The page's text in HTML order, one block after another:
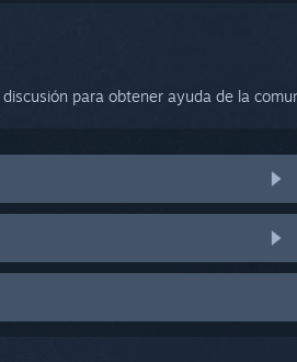
para obtener ayuda de la